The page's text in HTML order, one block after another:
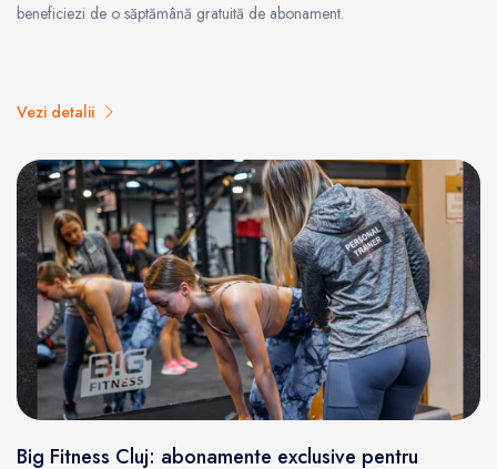
beneficiezi de o săptămână gratuită de abonament.
Vezi detalii
Big Fitness Cluj: abonamente exclusive pentru